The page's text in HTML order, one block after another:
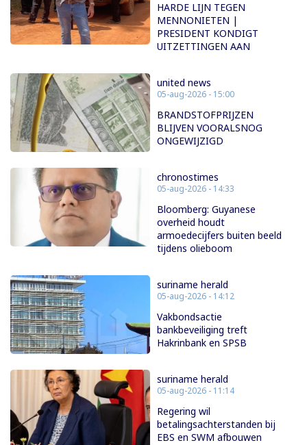
HARDE LIJN TEGEN
MENNONIETEN |
PRESIDENT KONDIGT
UITZETTINGEN AAN
united news
05-aug-2026 - 15:00
BRANDSTOFPRIJZEN
BLIJVEN VOORALSNOG
ONGEWIJZIGD
chronostimes
05-aug-2026 - 14:33
Bloomberg: Guyanese
overheid houdt
armoedecijfers buiten beeld
tijdens olieboom
suriname herald
05-aug-2026 - 14:12
Vakbondsactie
bankbeveiliging treft
Hakrinbank en SPSB
suriname herald
05-aug-2026 - 11:14
Regering wil
betalingsachterstanden bij
EBS en SWM afbouwen